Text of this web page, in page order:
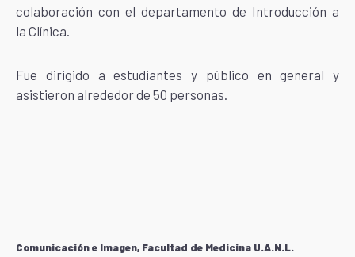
colaboración con el departamento de Introducción a
la Clínica.
Fue dirigido a estudiantes y público en general y
asistieron alrededor de 50 personas.
Comunicación e Imagen, Facultad de Medicina U.A.N.L.